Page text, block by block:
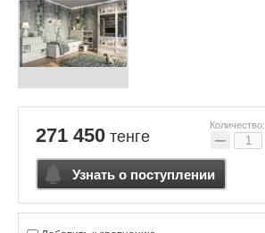
271 450 тенге
Количество:
−
Узнать о поступлении